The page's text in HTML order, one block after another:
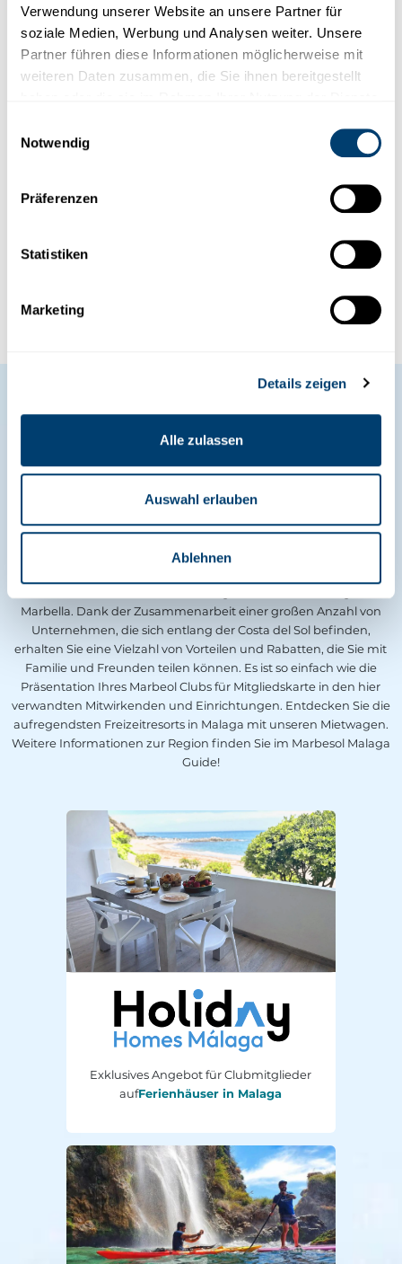
Verwendung unserer Website an unsere Partner für
soziale Medien, Werbung und Analysen weiter. Unsere
Partner führen diese Informationen möglicherweise mit
weiteren Daten zusammen, die Sie ihnen bereitgestellt
Notwendig
Präferenzen
Statistiken
Marketing
Details zeigen
Alle zulassen
Auswahl erlauben
Ablehnen
schließen Sie sich uns an!
Exklusive Rabatte in unseren Partnern
Marbella. Dank der Zusammenarbeit einer großen Anzahl von
Unternehmen, die sich entlang der Costa del Sol befinden,
erhalten Sie eine Vielzahl von Vorteilen und Rabatten, die Sie mit
Familie und Freunden teilen können. Es ist so einfach wie die
Präsentation Ihres Marbeol Clubs für Mitgliedskarte in den hier
verwandten Mitwirkenden und Einrichtungen. Entdecken Sie die
aufregendsten Freizeitresorts in Malaga mit unseren Mietwagen.
Weitere Informationen zur Region finden Sie im Marbesol Malaga
Guide!
Exklusives Angebot für Clubmitglieder
aufFerienhäuser in Malaga